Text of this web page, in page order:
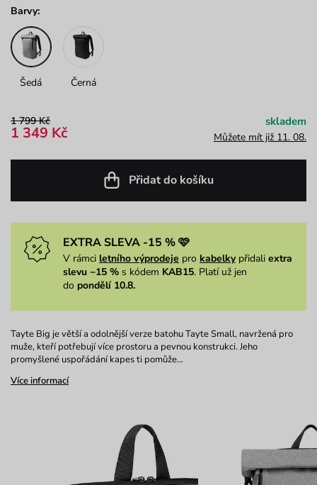
Barvy:
Šedá Černá
1 799 Kč
1 349 Kč
skladem
Můžete mít již 11. 08.
Přidat do košíku
EXTRA SLEVA -15 % 🩷
V rámci letního výprodeje pro kabelkypřidali extra
slevu −15 % s kódem KAB15. Platí už jen
do pondělí 10.8.
Tayte Big je větší a odolnější verze batohu Tayte Small, navržená pro
muže, kteří potřebují více prostoru a pevnou konstrukci. Jeho
promyšlené uspořádání kapes ti pomůže…
Více informací